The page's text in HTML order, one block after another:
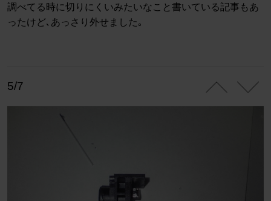
調べてる時に切りにくいみたいなこと書いている記事もあ
ったけど､あっさり外せました｡
5/7